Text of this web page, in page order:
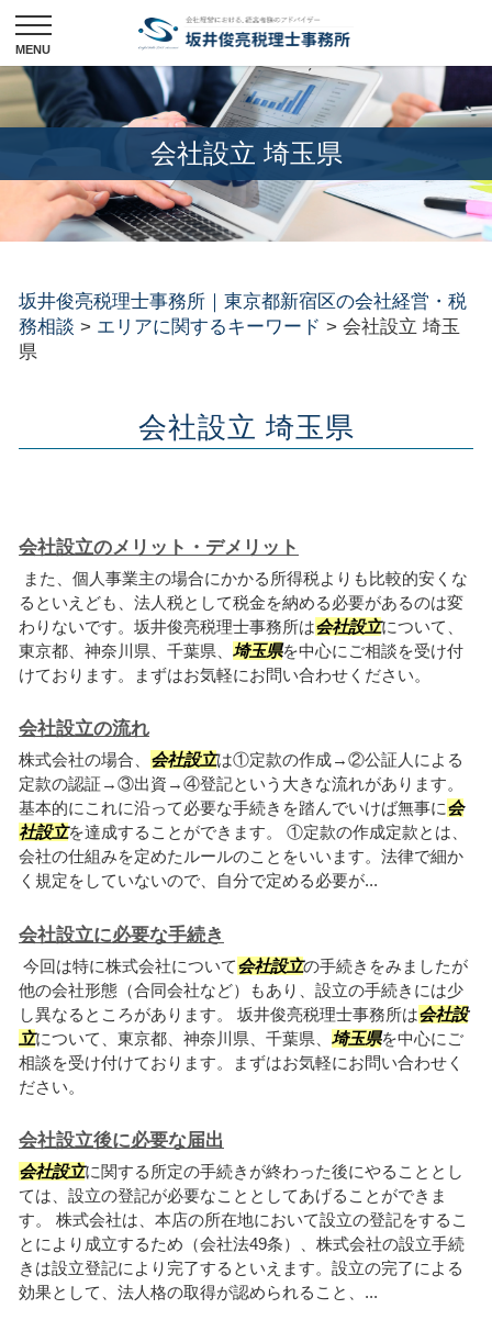
会社設立 埼玉県
坂井俊亮税理士事務所｜東京都新宿区の会社経営・税
務相談 > エリアに関するキーワード > 会社設立 埼玉
県
会社設立 埼玉県
会社設立のメリット・デメリット
また、個人事業主の場合にかかる所得税よりも比較的安くな
るといえども、法人税として税金を納める必要があるのは変
わりないです。坂井俊亮税理士事務所は会社設立について、
東京都、神奈川県、千葉県、 埼玉県を中心にご相談を受け付
けております。まずはお気軽にお問い合わせください。
会社設立の流れ
株式会社の場合、 会社設立は①定款の作成→②公証人による
定款の認証→③出資→④登記という大きな流れがあります。
基本的にこれに沿って必要な手続きを踏んでいけば無事に会
社設立を達成することができます。 ①定款の作成定款とは、
会社の仕組みを定めたルールのことをいいます。法律で細か
く規定をしていないので、自分で定める必要が...
会社設立に必要な手続き
今回は特に株式会社について会社設立の手続きをみましたが
他の会社形態（合同会社など）もあり、設立の手続きには少
し異なるところがあります。 坂井俊亮税理士事務所は会社設
立について、東京都、神奈川県、千葉県、 埼玉県を中心にご
相談を受け付けております。まずはお気軽にお問い合わせく
ださい。
会社設立後に必要な届出
会社設立に関する所定の手続きが終わった後にやることとし
ては、設立の登記が必要なこととしてあげることができま
す。 株式会社は、本店の所在地において設立の登記をするこ
とにより成立するため（会社法49条）、株式会社の設立手続
きは設立登記により完了するといえます。設立の完了による
効果として、法人格の取得が認められること、...